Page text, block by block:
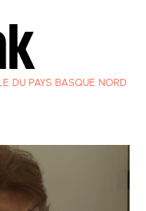
DU PAYS BASQUE NORD